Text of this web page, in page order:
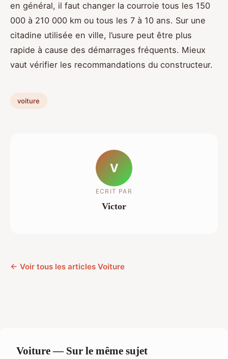
en général, il faut changer la courroie tous les 150
000 à 210 000 km ou tous les 7 à 10 ans. Sur une
citadine utilisée en ville, l’usure peut être plus
rapide à cause des démarrages fréquents. Mieux
vaut vérifier les recommandations du constructeur.
voiture
V
ECRIT PAR
Victor
← Voir tous les articles Voiture
Voiture — Sur le même sujet